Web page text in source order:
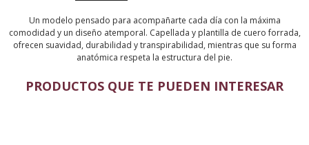
Un modelo pensado para acompañarte cada día con la máxima
comodidad y un diseño atemporal. Capellada y plantilla de cuero forrada,
ofrecen suavidad, durabilidad y transpirabilidad, mientras que su forma
anatómica respeta la estructura del pie.
PRODUCTOS QUE TE PUEDEN INTERESAR